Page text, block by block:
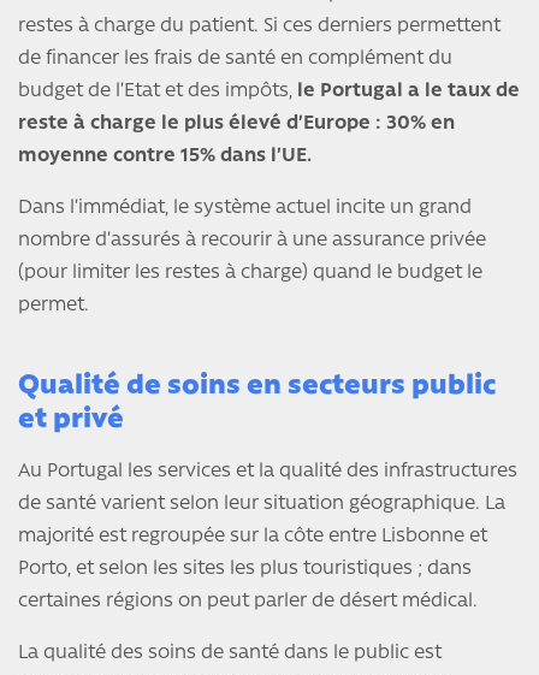
restes à charge du patient. Si ces derniers permettent
de financer les frais de santé en complément du
budget de l’Etat et des impôts, le Portugal a le taux de
reste à charge le plus élevé d’Europe : 30% en
moyenne contre 15% dans l’UE.
Dans l’immédiat, le système actuel incite un grand
nombre d’assurés à recourir à une assurance privée
(pour limiter les restes à charge) quand le budget le
permet.
Qualité de soins en secteurs public
et privé
Au Portugal les services et la qualité des infrastructures
de santé varient selon leur situation géographique. La
majorité est regroupée sur la côte entre Lisbonne et
Porto, et selon les sites les plus touristiques ; dans
certaines régions on peut parler de désert médical.
La qualité des soins de santé dans le public est